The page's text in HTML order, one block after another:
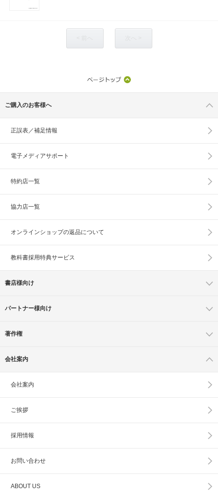
ご購入のお客様へ
正誤表／補足情報
電子メディアサポート
特約店一覧
協力店一覧
オンラインショップの返品について
教科書採用特典サービス
書店様向け
パートナー様向け
著作権
会社案内
会社案内
ご挨拶
採用情報
お問い合わせ
ABOUT US